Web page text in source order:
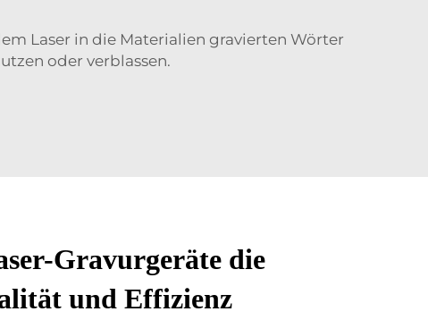
Laser in die Materialien gravierten Wörter
oder verblassen.
Gravurgeräte die
und Effizienz